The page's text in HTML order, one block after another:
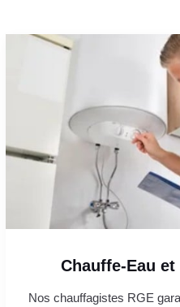
Chauffe-Eau et
Nos chauffagistes RGE